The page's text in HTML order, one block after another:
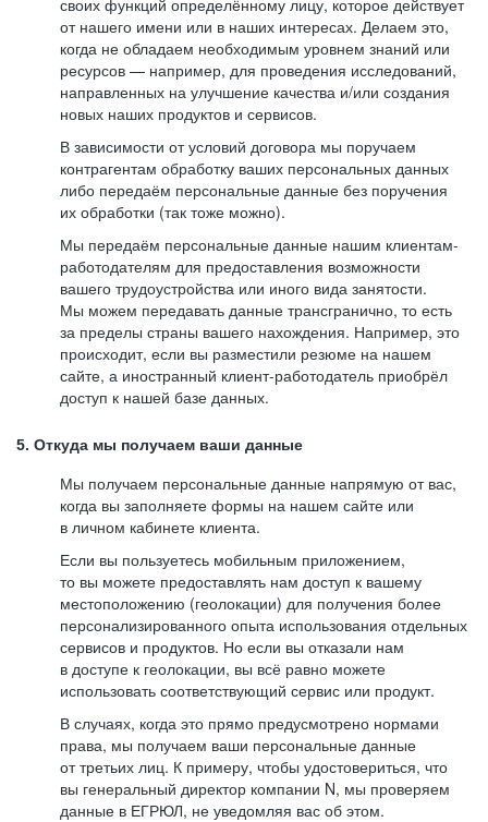
своих функций определённому лицу, которое действует
от нашего имени или в наших интересах. Делаем это,
когда не обладаем необходимым уровнем знаний или
ресурсов — например, для проведения исследований,
направленных на улучшение качества и/или создания
новых наших продуктов и сервисов.
В зависимости от условий договора мы поручаем
контрагентам обработку ваших персональных данных
либо передаём персональные данные без поручения
их обработки (так тоже можно).
Мы передаём персональные данные нашим клиентам-
работодателям для предоставления возможности
вашего трудоустройства или иного вида занятости.
Мы можем передавать данные трансгранично, то есть
за пределы страны вашего нахождения. Например, это
происходит, если вы разместили резюме на нашем
сайте, а иностранный клиент-работодатель приобрёл
доступ к нашей базе данных.
5. Откуда мы получаем ваши данные
Мы получаем персональные данные напрямую от вас,
когда вы заполняете формы на нашем сайте или
в личном кабинете клиента.
Если вы пользуетесь мобильным приложением,
то вы можете предоставлять нам доступ к вашему
местоположению (геолокации) для получения более
персонализированного опыта использования отдельных
сервисов и продуктов. Но если вы отказали нам
в доступе к геолокации, вы всё равно можете
использовать соответствующий сервис или продукт.
В случаях, когда это прямо предусмотрено нормами
права, мы получаем ваши персональные данные
от третьих лиц. К примеру, чтобы удостовериться, что
вы генеральный директор компании N, мы проверяем
данные в ЕГРЮЛ, не уведомляя вас об этом.